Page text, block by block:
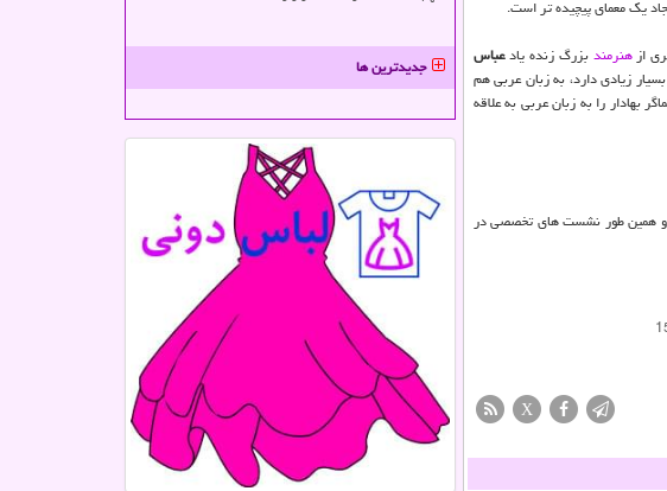
یک معمای پیچیده تر است.
ازهنرمندبزرگ زنده یادعباس
زیادی دارد، به زبان عربی هم
بهادار را به زبان عربی به علاقه
و همین طور نشست های تخصصی در
X
جدیدترین ها